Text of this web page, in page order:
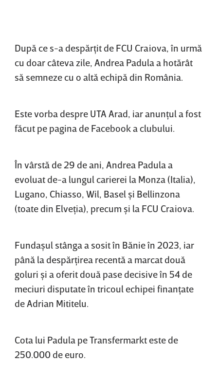
După ce s-a despărţit de FCU Craiova, în urmă
cu doar câteva zile, Andrea Padula a hotărât
să semneze cu o altă echipă din România.
Este vorba despre UTA Arad, iar anunţul a fost
făcut pe pagina de Facebook a clubului.
În vârstă de 29 de ani, Andrea Padula a
evoluat de-a lungul carierei la Monza (Italia),
Lugano, Chiasso, Wil, Basel şi Bellinzona
(toate din Elveţia), precum şi la FCU Craiova.
Fundaşul stânga a sosit în Bănie în 2023, iar
până la despărţirea recentă a marcat două
goluri şi a oferit două pase decisive în 54 de
meciuri disputate în tricoul echipei finanţate
de Adrian Mititelu.
Cota lui Padula pe Transfermarkt este de
250.000 de euro.